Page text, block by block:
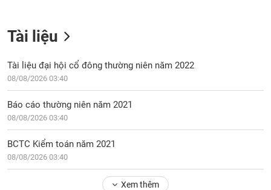
Tài liệu
Tài liệu đại hội cổ đông thường niên năm 2022
08/08/2026 03:40
Báo cáo thường niên năm 2021
08/08/2026 03:40
BCTC Kiểm toán năm 2021
08/08/2026 03:40
Xem thêm
cáo
phân
ngữ
(-)